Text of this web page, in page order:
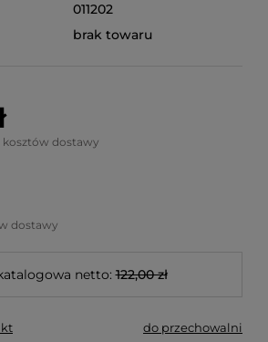
011202
brak towaru
kosztów dostawy
dostawy
netto: 122,00 zł
do przechowalni